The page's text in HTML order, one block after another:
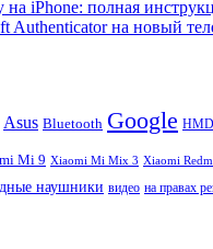
на iPhone: полная
Authenticator на новый
Asus Bluetooth Google
Mi 9 Xiaomi Mi Mix 3 Xiaomi
наушники видео на правах